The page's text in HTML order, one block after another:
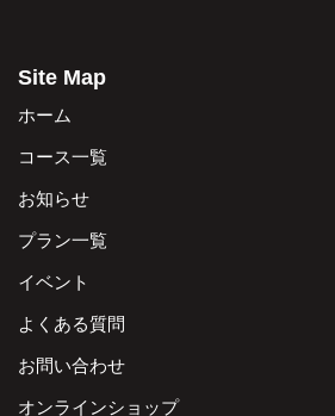
Site Map
ホーム
コース一覧
お知らせ
プラン一覧
イベント
よくある質問
お問い合わせ
オンラインショップ